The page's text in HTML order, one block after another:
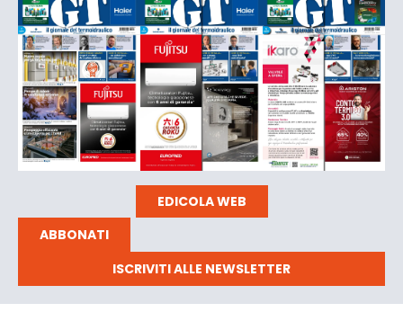
EDICOLA WEB
ABBONATI
ISCRIVITI ALLE NEWSLETTER